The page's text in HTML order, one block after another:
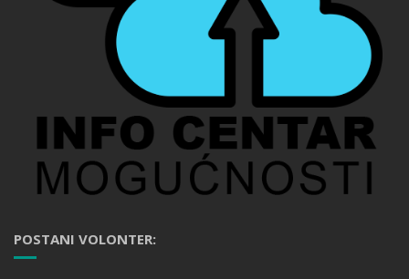
POSTANI VOLONTER: